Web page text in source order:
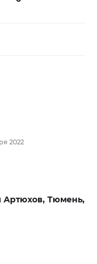
2022
Артюхов, Тюмень,